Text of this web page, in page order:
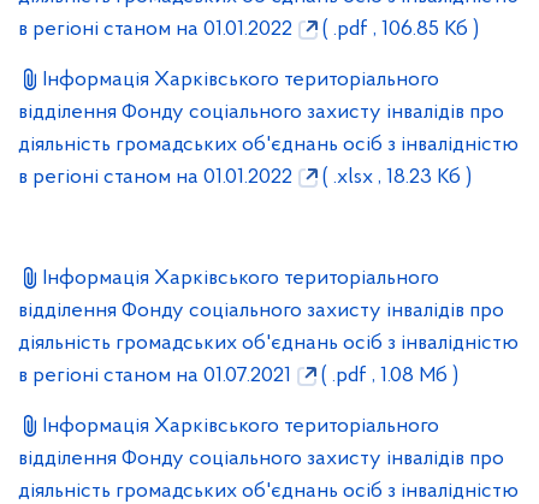
в регіоні станом на 01.01.2022
( .pdf , 106.85 Кб )
Інформація Харківського територіального
відділення Фонду соціального захисту інвалідів про
діяльність громадських об'єднань осіб з інвалідністю
в регіоні станом на 01.01.2022
( .xlsx , 18.23 Кб )
Інформація Харківського територіального
відділення Фонду соціального захисту інвалідів про
діяльність громадських об'єднань осіб з інвалідністю
в регіоні станом на 01.07.2021
( .pdf , 1.08 Мб )
Інформація Харківського територіального
відділення Фонду соціального захисту інвалідів про
діяльність громадських об'єднань осіб з інвалідністю